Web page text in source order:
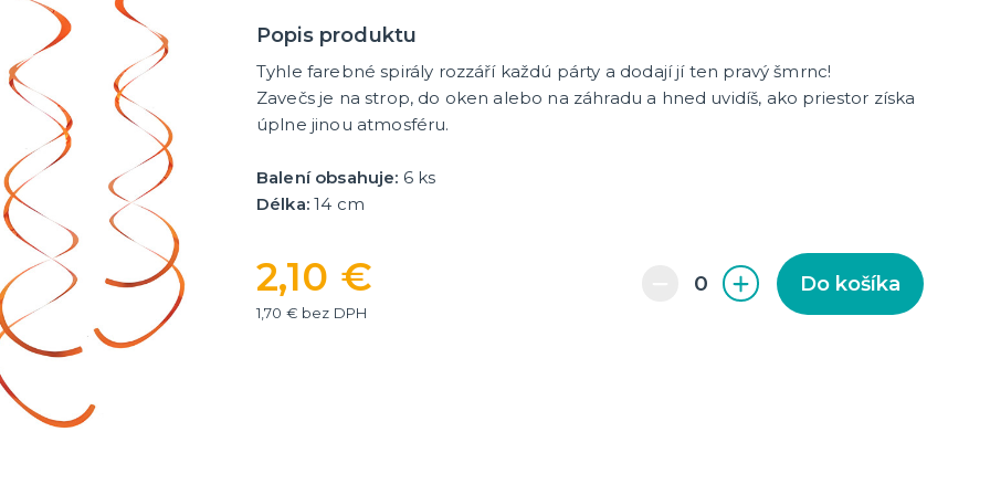
narodeniny
HALLOWEEN
Halloweenske kostýmy
ďalšie
Doplnky na Halloween
Popis produktu
Tyhle farebné spirály rozzáří každú párty a dodají jí ten pravý šmrnc!
Zavečs je na strop, do oken alebo na záhradu a hned uvidíš, ako priestor získa
úplne jinou atmosféru.
Balení obsahuje: 6 ks
Délka:14 cm
2,10 €
1,70 € bez DPH
Do košíka